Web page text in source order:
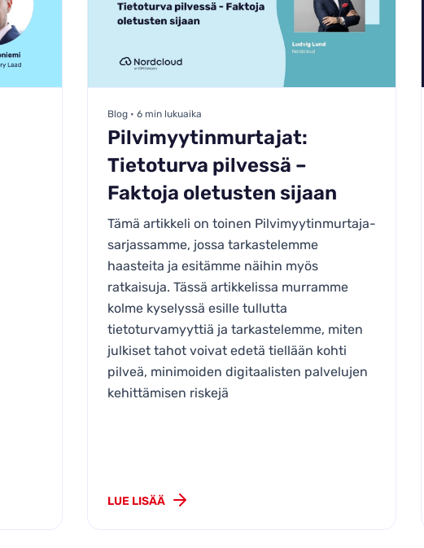
Blog • 6 min lukuaika
Pilvimyytinmurtajat:
Tietoturva pilvessä –
Faktoja oletusten sijaan
Tämä artikkeli on toinen Pilvimyytinmurtaja-
sarjassamme, jossa tarkastelemme
haasteita ja esitämme näihin myös
ratkaisuja. Tässä artikkelissa murramme
kolme kyselyssä esille tullutta
tietoturvamyyttiä ja tarkastelemme, miten
julkiset tahot voivat edetä tiellään kohti
pilveä, minimoiden digitaalisten palvelujen
kehittämisen riskejä
LUE LISÄÄ